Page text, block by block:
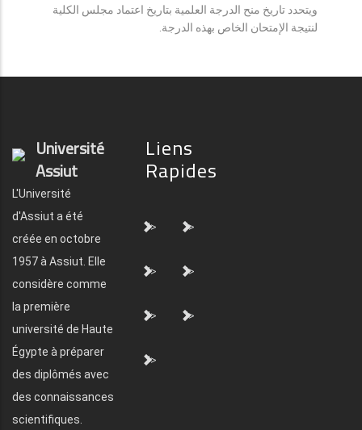
ويتحدد تاريخ منح الدرجة العلمية بتاريخ اعتماد مجلس الكلية
لنتيجة الإمتحان الخاص بهذه الدرجة.
Université
Assiut
L'Université
d'Assiut a été
créée en octobre
1957 à Assiut. Elle
considère comme
la première
université de Haute
Égypte à préparer
des diplômés avec
des connaissances
scientifiques.
Liens
Rapides
"> ">
"> ">
"> ">
">